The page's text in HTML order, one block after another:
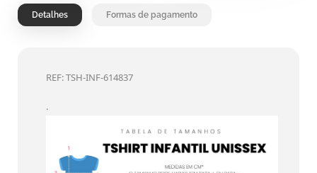
Detalhes Formas de pagamento
REF: TSH-INF-614837
.